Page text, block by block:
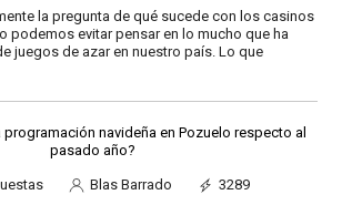
la pregunta de qué sucede con los casinos
podemos evitar pensar en lo mucho que ha
juegos de azar en nuestro país. Lo que
Blas Barrado
3289